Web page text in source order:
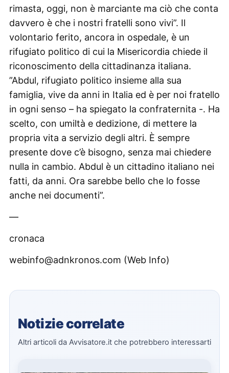
rimasta, oggi, non è marciante ma ciò che conta
davvero è che i nostri fratelli sono vivi”. Il
volontario ferito, ancora in ospedale, è un
rifugiato politico di cui la Misericordia chiede il
riconoscimento della cittadinanza italiana.
”Abdul, rifugiato politico insieme alla sua
famiglia, vive da anni in Italia ed è per noi fratello
in ogni senso – ha spiegato la confraternita -. Ha
scelto, con umiltà e dedizione, di mettere la
propria vita a servizio degli altri. È sempre
presente dove c’è bisogno, senza mai chiedere
nulla in cambio. Abdul è un cittadino italiano nei
fatti, da anni. Ora sarebbe bello che lo fosse
anche nei documenti”.
—
cronaca
webinfo@adnkronos.com (Web Info)
Notizie correlate
Altri articoli da Avvisatore.it che potrebbero interessarti